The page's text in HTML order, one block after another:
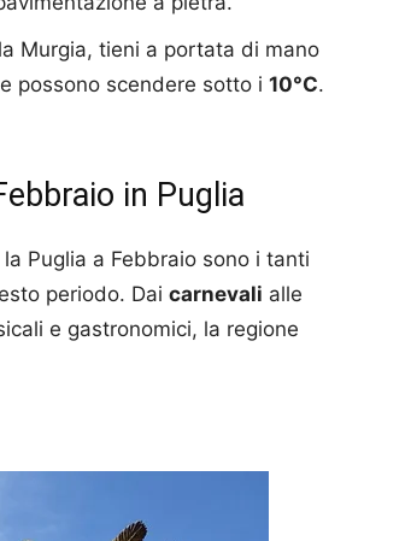
Murgia, tieni a portata di mano
possono scendere sotto i 10°C.
in Puglia
Puglia a Febbraio sono i tanti
periodo. Dai carnevali alle
e gastronomici, la regione